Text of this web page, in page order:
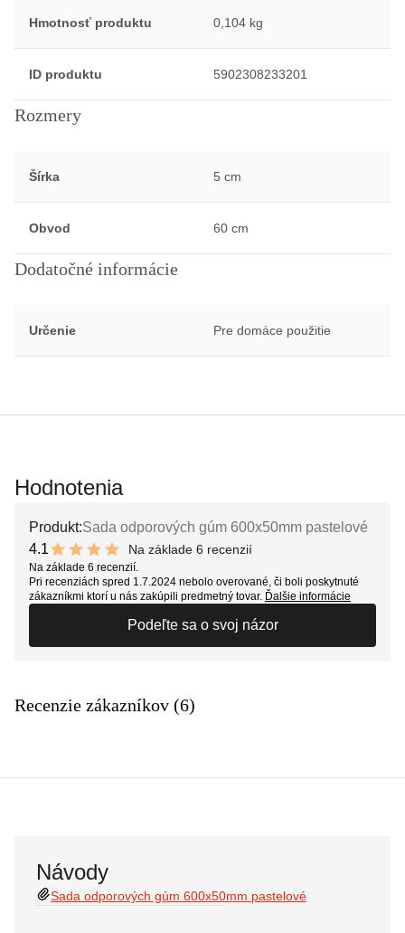
Hmotnosť produktu 0,104 kg
ID produktu 5902308233201
Rozmery
Šírka 5 cm
Obvod 60 cm
Dodatočné informácie
Určenie Pre domáce použitie
Hodnotenia
Produkt:Sada odporových gúm 600x50mm pastelové
4.1
8.2 out of 10 stars
Na základe 6 recenzií
Na základe 6 recenzií.
Pri recenziách spred 1.7.2024 nebolo overované, či boli poskytnuté
zákazníkmi ktorí u nás zakúpili predmetný tovar. Ďalšie informácie
Podeľte sa o svoj názor
Recenzie zákazníkov (6)
Návody
Sada odporových gúm 600x50mm pastelové